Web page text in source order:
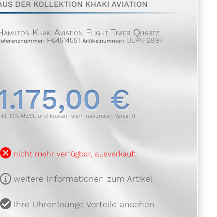
DER KOLLEKTION KHAKI AVIATION
Khaki Aviation Flight Timer Quartz
H64514551 Artikelnummer:ULPN-2894
€
19% MwSt. und kostenfreiem nationalen Versand
nicht mehr verfügbar, ausverkauft
weitere Informationen zum Artikel
Ihre Uhrenlounge Vorteile ansehen